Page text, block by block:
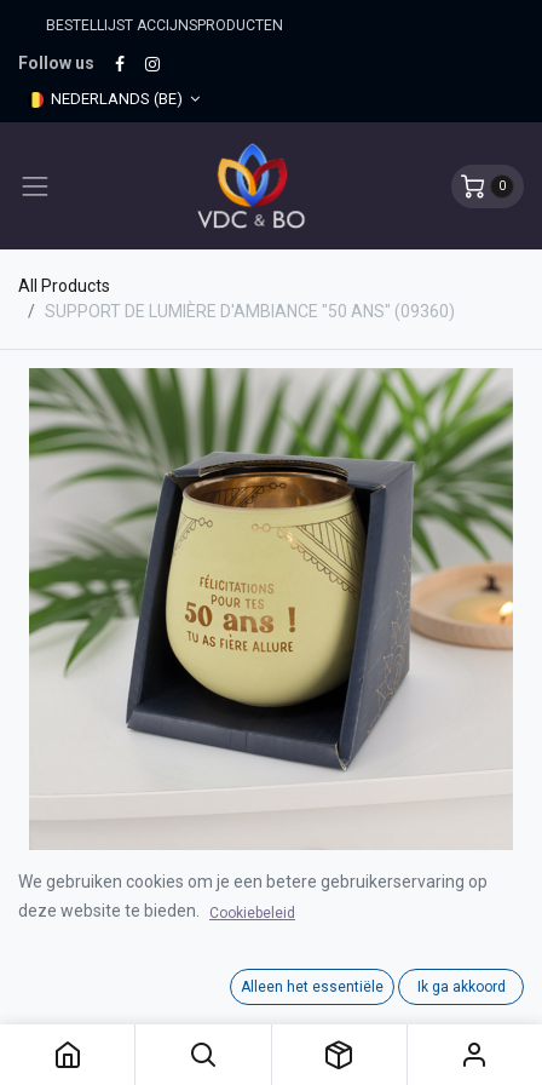
BESTELLIJST ACCIJNSPRO​DUCTEN
Follow us
NEDERLANDS (BE)
0
All Products
SUPPORT DE LUMIÈRE D'AMBIANCE "50 ANS" (09360)
SUPPORT DE LUMIÈRE D'AMBIANCE "50 ANS"
(09360)
Category: SFEERLICHTHOUDERS
We gebruiken cookies om je een betere gebruikerservaring op
deze website te bieden.
Cookiebeleid
Alleen het essentiële Ik ga akkoord